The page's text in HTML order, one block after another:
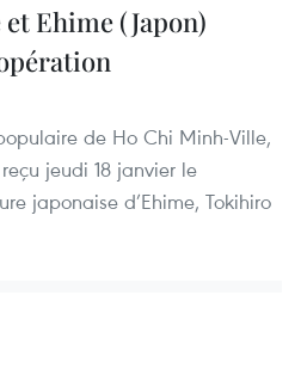
Ehime (Japon)
de Ho Chi Minh-Ville,
jeudi 18 janvier le
japonaise d’Ehime, Tokihiro